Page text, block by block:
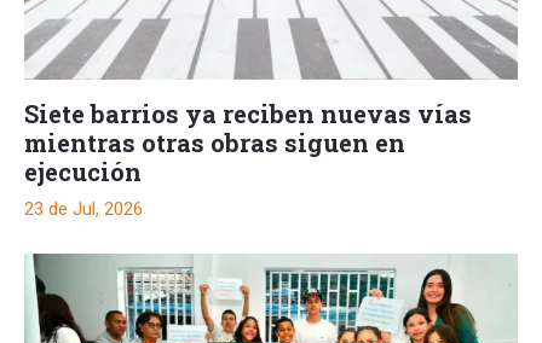
Siete barrios ya reciben nuevas vías
mientras otras obras siguen en
ejecución
23 de Jul, 2026